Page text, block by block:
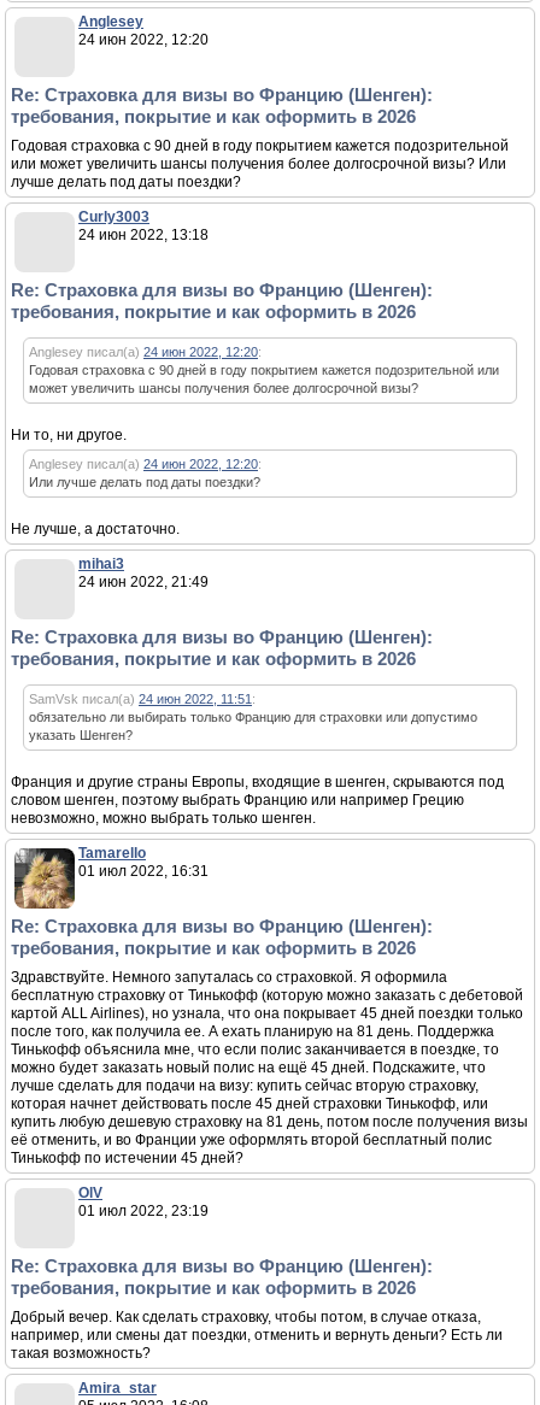
Anglesey
24 июн 2022, 12:20
Re: Страховка для визы во Францию (Шенген):
требования, покрытие и как оформить в 2026
Годовая страховка с 90 дней в году покрытием кажется подозрительной
или может увеличить шансы получения более долгосрочной визы? Или
лучше делать под даты поездки?
Curly3003
24 июн 2022, 13:18
Re: Страховка для визы во Францию (Шенген):
требования, покрытие и как оформить в 2026
Anglesey писал(а) 24 июн 2022, 12:20:
Годовая страховка с 90 дней в году покрытием кажется подозрительной или
может увеличить шансы получения более долгосрочной визы?
Ни то, ни другое.
Anglesey писал(а) 24 июн 2022, 12:20:
Или лучше делать под даты поездки?
Не лучше, а достаточно.
mihai3
24 июн 2022, 21:49
Re: Страховка для визы во Францию (Шенген):
требования, покрытие и как оформить в 2026
SamVsk писал(а) 24 июн 2022, 11:51 :
обязательно ли выбирать только Францию для страховки или допустимо
указать Шенген?
Франция и другие страны Европы, входящие в шенген, скрываются под
словом шенген, поэтому выбрать Францию или например Грецию
невозможно, можно выбрать только шенген.
Tamarello
01 июл 2022, 16:31
Re: Страховка для визы во Францию (Шенген):
требования, покрытие и как оформить в 2026
Здравствуйте. Немного запуталась со страховкой. Я оформила
бесплатную страховку от Тинькофф (которую можно заказать с дебетовой
картой ALL Airlines), но узнала, что она покрывает 45 дней поездки только
после того, как получила ее. А ехать планирую на 81 день. Поддержка
Тинькофф объяснила мне, что если полис заканчивается в поездке, то
можно будет заказать новый полис на ещё 45 дней. Подскажите, что
лучше сделать для подачи на визу: купить сейчас вторую страховку,
которая начнет действовать после 45 дней страховки Тинькофф, или
купить любую дешевую страховку на 81 день, потом после получения визы
её отменить, и во Франции уже оформлять второй бесплатный полис
Тинькофф по истечении 45 дней?
OlV
01 июл 2022, 23:19
Re: Страховка для визы во Францию (Шенген):
требования, покрытие и как оформить в 2026
Добрый вечер. Как сделать страховку, чтобы потом, в случае отказа,
например, или смены дат поездки, отменить и вернуть деньги? Есть ли
такая возможность?
Amira_star